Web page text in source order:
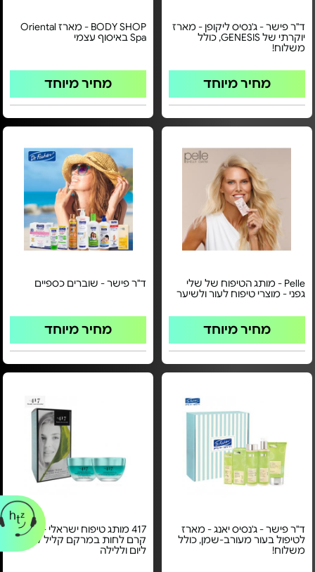
ד"ר פישר - ג'נסיס ליקופן - מארז
יוקרתי של GENESIS, כולל
משלוח!
מחיר מיוחד
BODY SHOP - מארז Oriental
Spa באיסוף עצמי
מחיר מיוחד
Pelle - מותג הטיפוח של שלי
גפני - מוצרי טיפוח לעור ולשיער
מחיר מיוחד
ד"ר פישר - שוברים כספיים
מחיר מיוחד
ד"ר פישר - ג'נסיס יאנג - מארז
לטיפול בעור מעורב-שמן, כולל
משלוח!
417 מותג טיפוח ישראלי - מארז
קרם לחות במרקם קליל לפנים
ליום וללילה